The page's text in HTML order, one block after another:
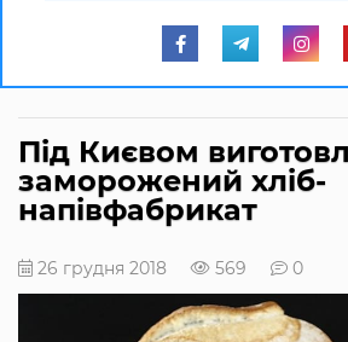
Під Києвом
заморожений хліб-
напівфабрикат
26 грудня 2018 569 0